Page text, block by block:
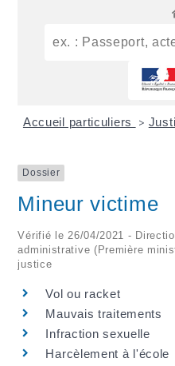
Accueil particuliers >
Dossier
Mineur victime
Vérifié le 26/04/2021 -
administrative (Première
justice
Vol ou racket
Mauvais traitements
Infraction sexuelle
Harcèlement à l'école